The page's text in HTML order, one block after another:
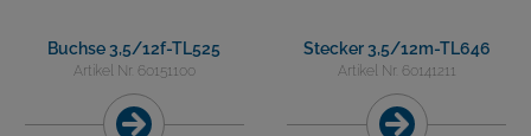
Buchse 3,5/12f-TL525
Artikel Nr. 60151100
Stecker 3,5/12m-TL646
Artikel Nr. 60141211